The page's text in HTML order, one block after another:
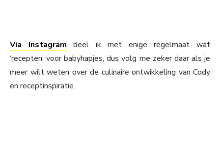
Via Instagram deel ik met enige regelmaat wat
‘recepten’ voor babyhapjes, dus volg me zeker daar als je
meer wilt weten over de culinaire ontwikkeling van Cody
en receptinspiratie.